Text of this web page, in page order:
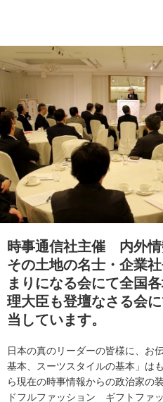
時事通信社主催 内外情
その土地の名士・企業
まりになる会にて全国
理大臣も登壇なさる会
当しています。
日本の真のリーダーの皆様に、お
基本、スーツスタイルの基本」は
ら現在の時事情報からの政治家の
ドフルファッション ギフトファ